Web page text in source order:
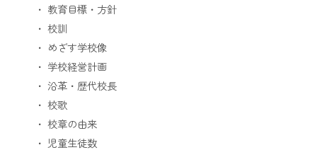
教育目標・方針
校訓
めざす学校像
学校経営計画
沿革・歴代校長
校歌
校章の由来
児童生徒数